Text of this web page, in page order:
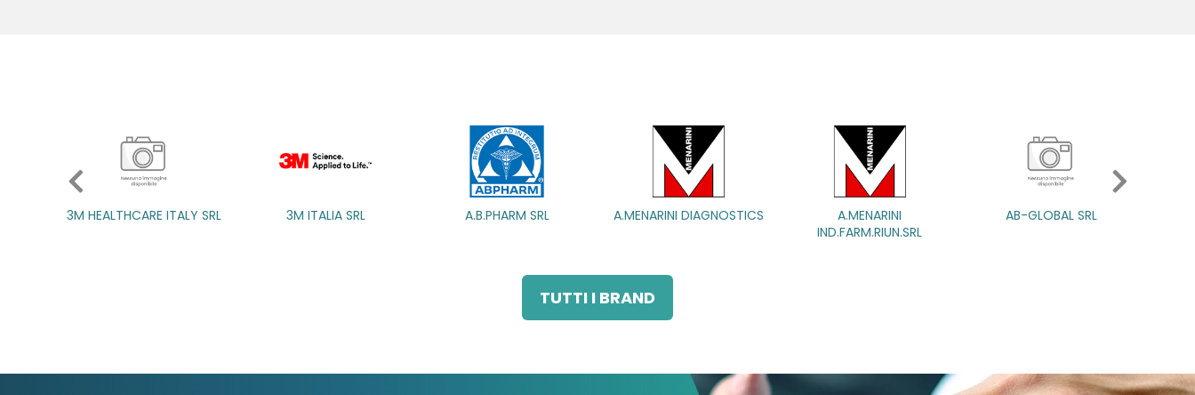
ITALY SRL 3M ITALIA SRL A.B.PHARM SRL A.MENARINI DIAGNOSTICS
A.MENARINI
AB-GLOBAL SRL
3M ITALIA SRL A.B.PHARM SRL A.MENARINI DIAGNOSTICS
A.MENARINI
AB-GLOBAL SRL ABBATE A&V PHARMA
TUTTI I BRAND